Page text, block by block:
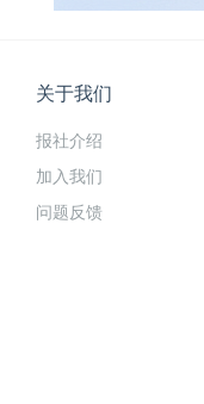
关于我们
报社介绍
加入我们
问题反馈